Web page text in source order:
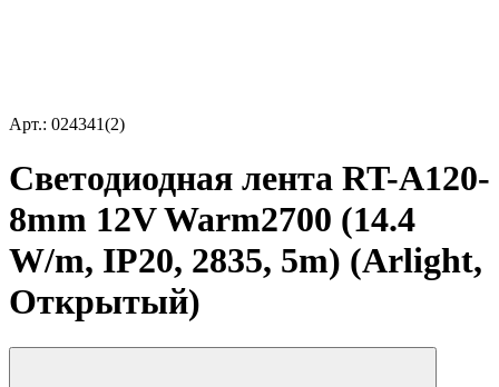
Арт.: 024341(2)
Светодиодная лента RT-A120-
8mm 12V Warm2700 (14.4
W/m, IP20, 2835, 5m) (Arlight,
Открытый)